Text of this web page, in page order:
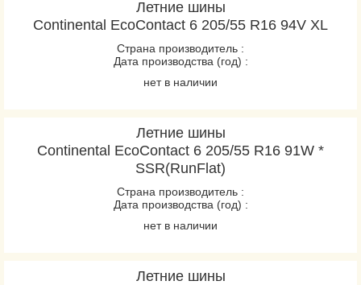
Летние шины
Continental EcoContact 6 205/55 R16 94V XL
Страна производитель :
Дата производства (год) :
нет в наличии
Летние шины
Continental EcoContact 6 205/55 R16 91W *
SSR(RunFlat)
Страна производитель :
Дата производства (год) :
нет в наличии
Летние шины